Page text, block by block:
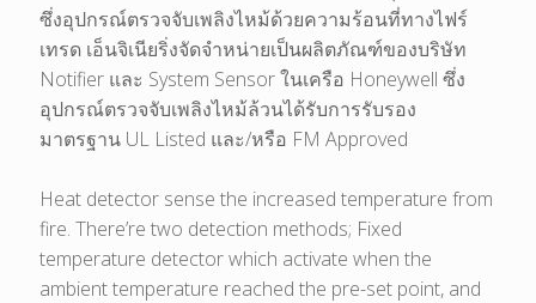
ซึ่งอุปกรณ์ตรวจจับเพลิงไหม้ด้วยความร้อนที่ทางไฟร์
เทรด เอ็นจิเนียริ่งจัดจำหน่ายเป็นผลิตภัณฑ์ของบริษัท
Notifier และ System Sensor ในเครือ Honeywell ซึ่ง
อุปกรณ์ตรวจจับเพลิงไหม้ล้วนได้รับการรับรอง
มาตรฐาน UL Listed และ/หรือ FM Approved
Heat detector sense the increased temperature from
fire. There’re two detection methods; Fixed
temperature detector which activate when the
ambient temperature reached the pre-set point, and